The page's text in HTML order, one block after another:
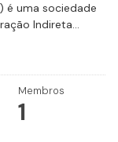
é uma sociedade
Indireta...
Membros
1